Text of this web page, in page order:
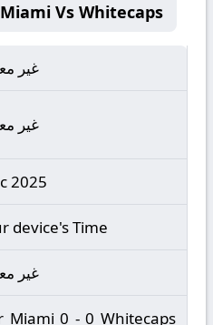
Vs Whitecaps
غير
غير
2025
device's Time
غير
Miami 0 - 0 Whitecaps